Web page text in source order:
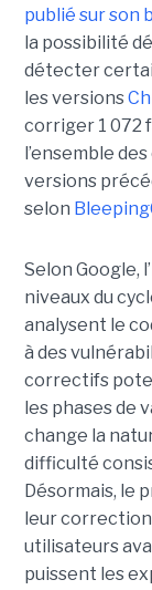
publié sur son
la possibilité
détecter
les versions
corriger 1 072
l’ensemble
versions
selon
Selon Google,
niveaux du
analysent le
à des
correctifs
les phases de
change la
difficulté
Désormais, le
leur
utilisateurs
puissent les